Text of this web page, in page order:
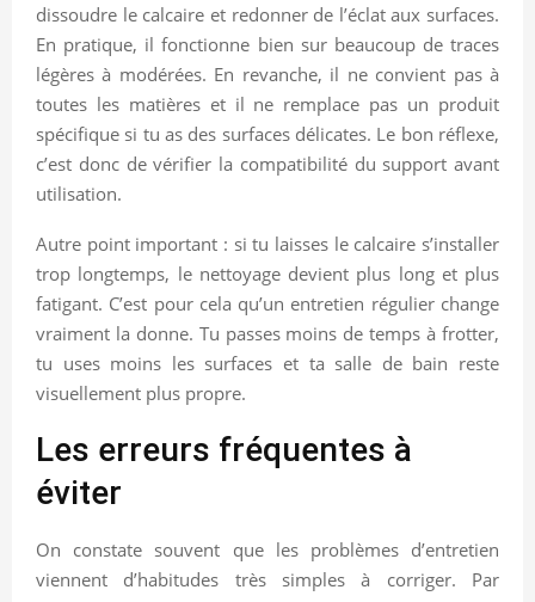
dissoudre le calcaire et redonner de l’éclat aux surfaces.
En pratique, il fonctionne bien sur beaucoup de traces
légères à modérées. En revanche, il ne convient pas à
toutes les matières et il ne remplace pas un produit
spécifique si tu as des surfaces délicates. Le bon réflexe,
c’est donc de vérifier la compatibilité du support avant
utilisation.
Autre point important : si tu laisses le calcaire s’installer
trop longtemps, le nettoyage devient plus long et plus
fatigant. C’est pour cela qu’un entretien régulier change
vraiment la donne. Tu passes moins de temps à frotter,
tu uses moins les surfaces et ta salle de bain reste
visuellement plus propre.
Les erreurs fréquentes à
éviter
On constate souvent que les problèmes d’entretien
viennent d’habitudes très simples à corriger. Par